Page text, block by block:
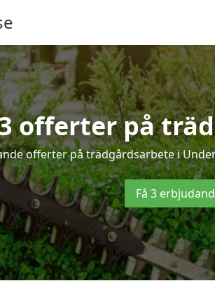
offerter på
offerter på trädgårdsarbete i
Få 3